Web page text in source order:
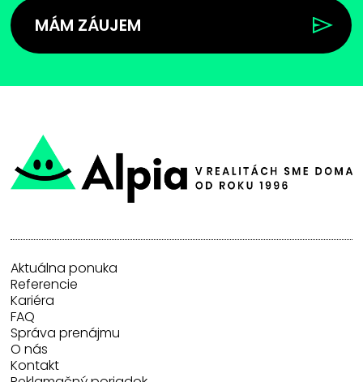
MÁM ZÁUJEM
Aktuálna ponuka
Referencie
Kariéra
FAQ
Správa prenájmu
O nás
Kontakt